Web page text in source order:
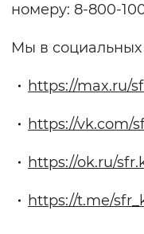
номеру: 8-800-
Мы в социальных
https://max.ru/
https://vk.com/
https://ok.ru/
https://t.me/